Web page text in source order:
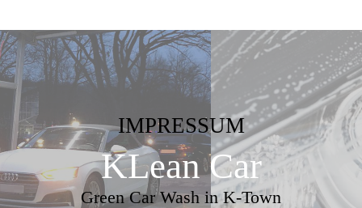
IMPRESSUM
KLean Car
Green Car Wash in K-Town